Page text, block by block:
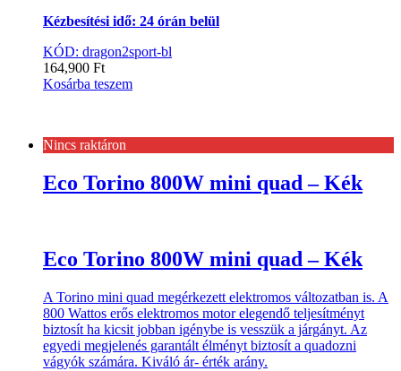
Kézbesítési idő: 24 órán belül
KÓD: dragon2sport-bl
164,900 Ft
Kosárba teszem
Nincs raktáron
Eco Torino 800W mini quad – Kék
Eco Torino 800W mini quad – Kék
A Torino mini quad megérkezett elektromos változatban is. A
800 Wattos erős elektromos motor elegendő teljesítményt
biztosít ha kicsit jobban igénybe is vesszük a járgányt. Az
egyedi megjelenés garantált élményt biztosít a quadozni
vágyók számára. Kiváló ár- érték arány.